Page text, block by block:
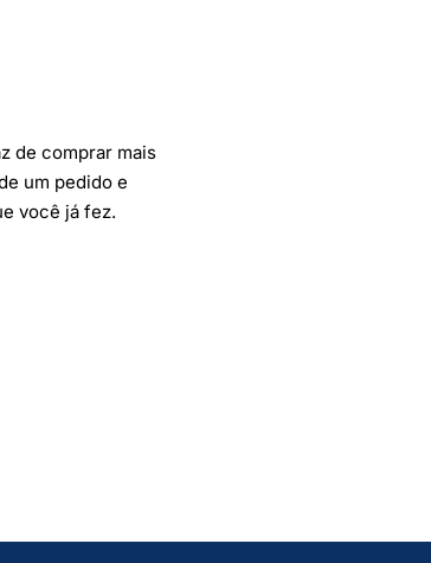
de comprar mais
um pedido e
você já fez.